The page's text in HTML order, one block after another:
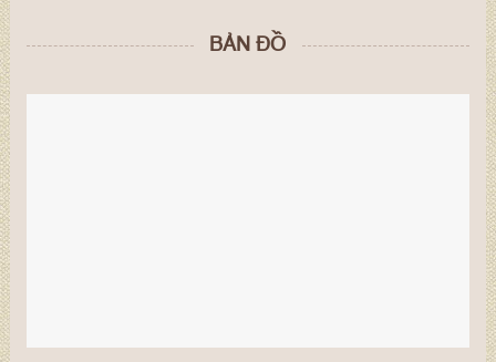
BẢN ĐỒ